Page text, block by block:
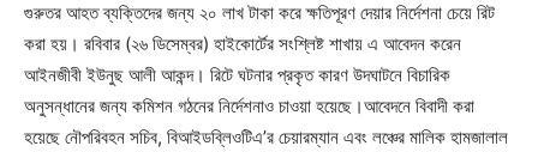
গুরুতর আহত ব্যক্তিদের জন্য ২০ লাখ টাকা করে ক্ষতিপূরণ দেয়ার নির্দেশনা চেয়ে রিট
করা হয়। রবিবার (২৬ ডিসেম্বর) হাইকোর্টের সংশ্লিষ্ট শাখায় এ আবেদন করেন
আইনজীবী ইউনুছ আলী আকন্দ। রিটে ঘটনার প্রকৃত কারণ উদঘাটনে বিচারিক
অনুসন্ধানের জন্য কমিশন গঠনের নির্দেশনাও চাওয়া হয়েছে।আবেদনে বিবাদী করা
হয়েছে নৌপরিবহন সচিব, বিআইডব্লিওটিএ’র চেয়ারম্যান এবং লঞ্চের মালিক হামজালাল